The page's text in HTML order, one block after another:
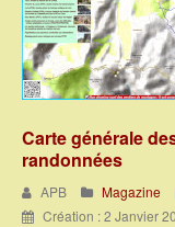
Carte générale
randonnées
APB Magazine
Création : 2 Janvier